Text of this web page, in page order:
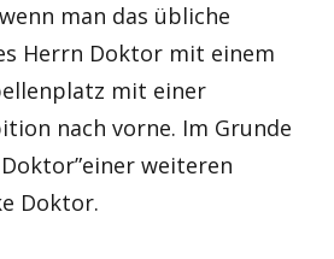
man das übliche
Herrn Doktor mit einem
mit einer
nach vorne. Im Grunde
weiteren
Doktor.